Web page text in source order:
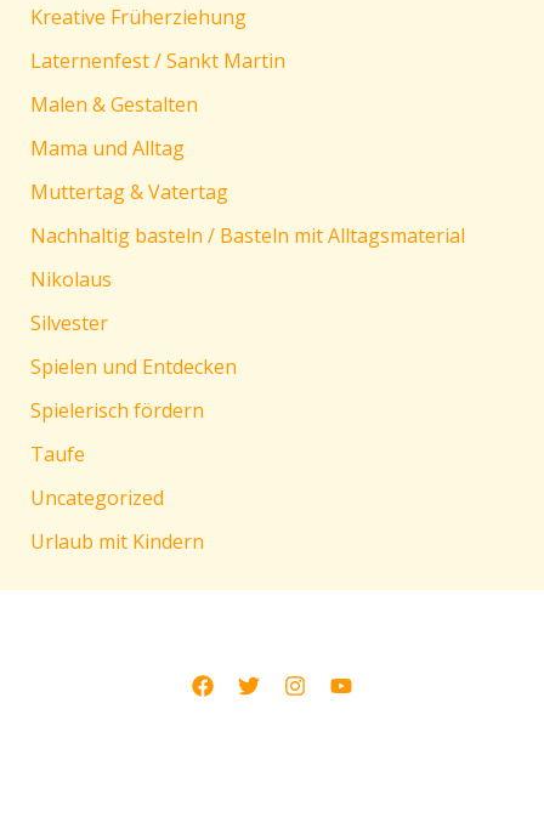
Kreative Früherziehung
Laternenfest / Sankt Martin
Malen & Gestalten
Mama und Alltag
Muttertag & Vatertag
Nachhaltig basteln / Basteln mit Alltagsmaterial
Nikolaus
Silvester
Spielen und Entdecken
Spielerisch fördern
Taufe
Uncategorized
Urlaub mit Kindern